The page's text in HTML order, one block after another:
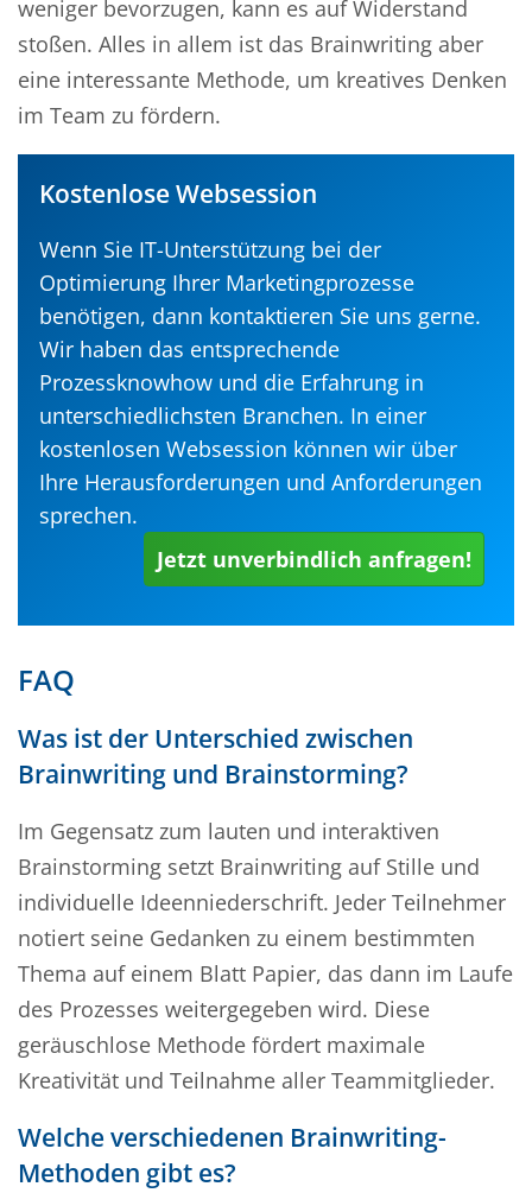
weniger bevorzugen, kann es auf Widerstand
stoßen. Alles in allem ist das Brainwriting aber
eine interessante Methode, um kreatives Denken
im Team zu fördern.
Kostenlose Websession
Wenn Sie IT-Unterstützung bei der
Optimierung Ihrer Marketingprozesse
benötigen, dann kontaktieren Sie uns gerne.
Wir haben das entsprechende
Prozessknowhow und die Erfahrung in
unterschiedlichsten Branchen. In einer
kostenlosen Websession können wir über
Ihre Herausforderungen und Anforderungen
sprechen.
Jetzt unverbindlich anfragen!
FAQ
Was ist der Unterschied zwischen
Brainwriting und Brainstorming?
Im Gegensatz zum lauten und interaktiven
Brainstorming setzt Brainwriting auf Stille und
individuelle Ideenniederschrift. Jeder Teilnehmer
notiert seine Gedanken zu einem bestimmten
Thema auf einem Blatt Papier, das dann im Laufe
des Prozesses weitergegeben wird. Diese
geräuschlose Methode fördert maximale
Kreativität und Teilnahme aller Teammitglieder.
Welche verschiedenen Brainwriting-
Methoden gibt es?